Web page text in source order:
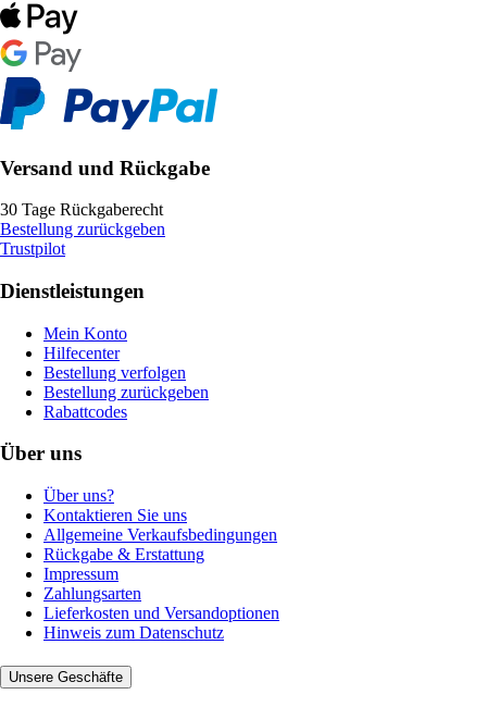
Versand und Rückgabe
30 Tage Rückgaberecht
Bestellung zurückgeben
Trustpilot
Dienstleistungen
Mein Konto
Hilfecenter
Bestellung verfolgen
Bestellung zurückgeben
Rabattcodes
Über uns
Über uns?
Kontaktieren Sie uns
Allgemeine Verkaufsbedingungen
Rückgabe & Erstattung
Impressum
Zahlungsarten
Lieferkosten und Versandoptionen
Hinweis zum Datenschutz
Unsere Geschäfte